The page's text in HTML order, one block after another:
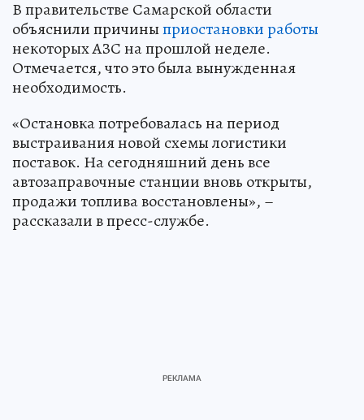
В правительстве Самарской области
объяснили причиныприостановки работы
некоторых АЗС на прошлой неделе.
Отмечается, что это была вынужденная
необходимость.
«Остановка потребовалась на период
выстраивания новой схемы логистики
поставок. На сегодняшний день все
автозаправочные станции вновь открыты,
продажи топлива восстановлены», –
рассказали в пресс-службе.